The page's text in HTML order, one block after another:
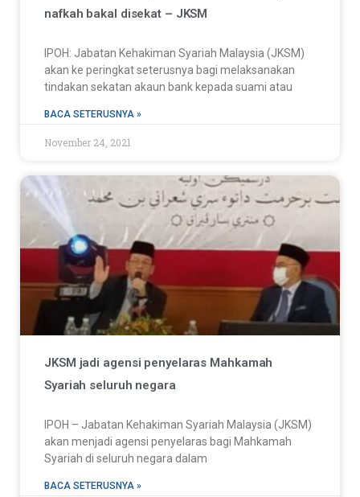
nafkah bakal disekat – JKSM
IPOH: Jabatan Kehakiman Syariah Malaysia (JKSM)
akan ke peringkat seterusnya bagi melaksanakan
tindakan sekatan akaun bank kepada suami atau
BACA SETERUSNYA »
November 24, 2021
JKSM jadi agensi penyelaras Mahkamah
Syariah seluruh negara
IPOH – Jabatan Kehakiman Syariah Malaysia (JKSM)
akan menjadi agensi penyelaras bagi Mahkamah
Syariah di seluruh negara dalam
BACA SETERUSNYA »